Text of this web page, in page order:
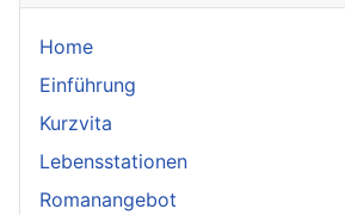
Home
Einführung
Kurzvita
Lebensstationen
Romanangebot